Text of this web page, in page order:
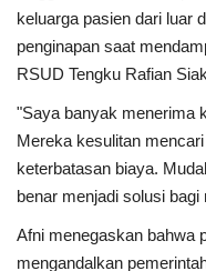
keluarga pasien dari luar
penginapan saat
RSUD Tengku Rafian
"Saya banyak menerima
Mereka kesulitan
keterbatasan biaya.
benar menjadi solusi
Afni menegaskan bahwa
mengandalkan